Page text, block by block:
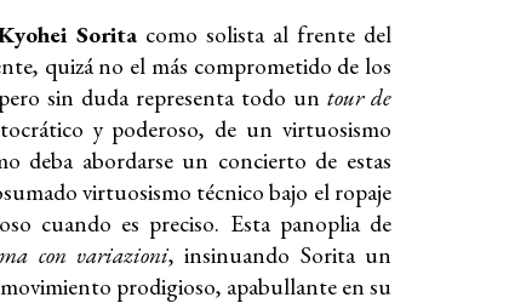
Sorita como solista al frente del
quizá no el más comprometido de los
sin duda representa todo untour de
y poderoso, de un virtuosismo
deba abordarse un concierto de estas
virtuosismo técnico bajo el ropaje
cuando es preciso. Esta panoplia de
con variazioni, insinuando Sorita un
prodigioso, apabullante en su